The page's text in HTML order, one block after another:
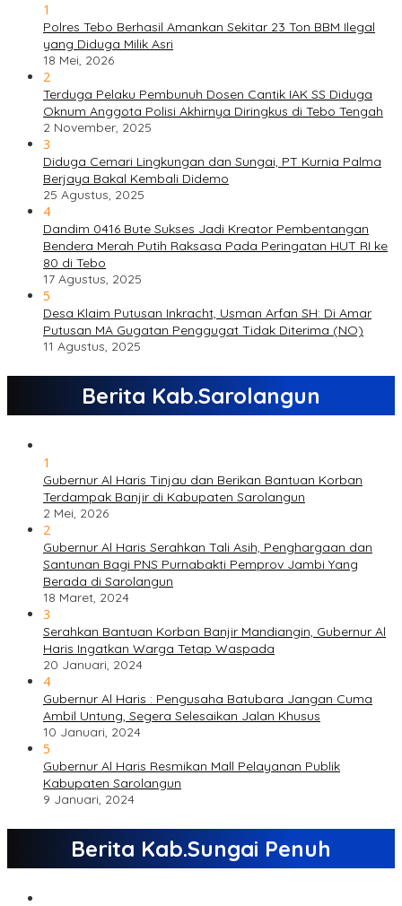
1
Polres Tebo Berhasil Amankan Sekitar 23 Ton BBM Ilegal
yang Diduga Milik Asri
18 Mei, 2026
2
Terduga Pelaku Pembunuh Dosen Cantik IAK SS Diduga
Oknum Anggota Polisi Akhirnya Diringkus di Tebo Tengah
2 November, 2025
3
Diduga Cemari Lingkungan dan Sungai, PT Kurnia Palma
Berjaya Bakal Kembali Didemo
25 Agustus, 2025
4
Dandim 0416 Bute Sukses Jadi Kreator Pembentangan
Bendera Merah Putih Raksasa Pada Peringatan HUT RI ke
80 di Tebo
17 Agustus, 2025
5
Desa Klaim Putusan Inkracht, Usman Arfan SH: Di Amar
Putusan MA Gugatan Penggugat Tidak Diterima (NO)
11 Agustus, 2025
Berita Kab.Sarolangun
1
Gubernur Al Haris Tinjau dan Berikan Bantuan Korban
Terdampak Banjir di Kabupaten Sarolangun
2 Mei, 2026
2
Gubernur Al Haris Serahkan Tali Asih, Penghargaan dan
Santunan Bagi PNS Purnabakti Pemprov Jambi Yang
Berada di Sarolangun
18 Maret, 2024
3
Serahkan Bantuan Korban Banjir Mandiangin, Gubernur Al
Haris Ingatkan Warga Tetap Waspada
20 Januari, 2024
4
Gubernur Al Haris : Pengusaha Batubara Jangan Cuma
Ambil Untung, Segera Selesaikan Jalan Khusus
10 Januari, 2024
5
Gubernur Al Haris Resmikan Mall Pelayanan Publik
Kabupaten Sarolangun
9 Januari, 2024
Berita Kab.Sungai Penuh